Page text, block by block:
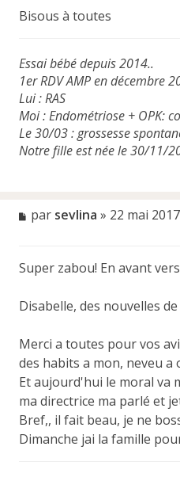
u
Bisous à toutes
Essai bébé depuis 2014..
1er RDV AMP en décembre
Lui : RAS
Moi : Endométriose + OPK:
Le 30/03 : grossesse
Notre fille est née le 30/11/
M
a
e
n
l
u
par sevlina » 22 mai
Super zabou! En avant
Disabelle, des nouvelles
Merci a toutes pour vos
des habits a mon, neveu a
Et aujourd'hui le moral va
ma directrice ma parlé et
Bref,, il fait beau, je ne
Dimanche jai la famille